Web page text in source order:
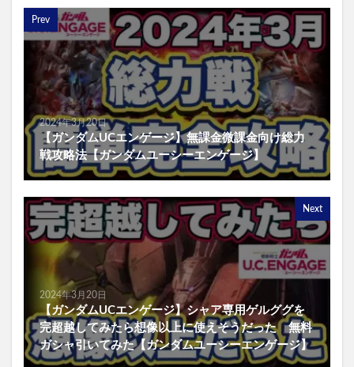
Prev
2024年3月20日
【ガンダムUCエンゲージ】無課金微課金向け総力
戦攻略法【ガンダムユーシーエンゲージ】
Next
2024年3月20日
【ガンダムUCエンゲージ】シャア専用ゲルググを
完超越してみたら想像以上に使えそうだった 無料
ガシャ引いてみた【ガンダムユーシーエンゲージ】